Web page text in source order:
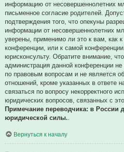
информацию от несовершеннолетних
письменное согласие родителей.
подтверждения того, что опекуны
информации от несовершеннолетних
уверены, применимо ли это к вам, как
конференции, или к самой
юрисконсульту. Обратите внимание,
администрация данной конференции
по правовым вопросам и не является
отношений, кроме указанных в ответе
связаться по вопросу некорректного
юридических вопросов, связанных с
Примечание переводчика: в России
юридической силы..
Вернуться к началу